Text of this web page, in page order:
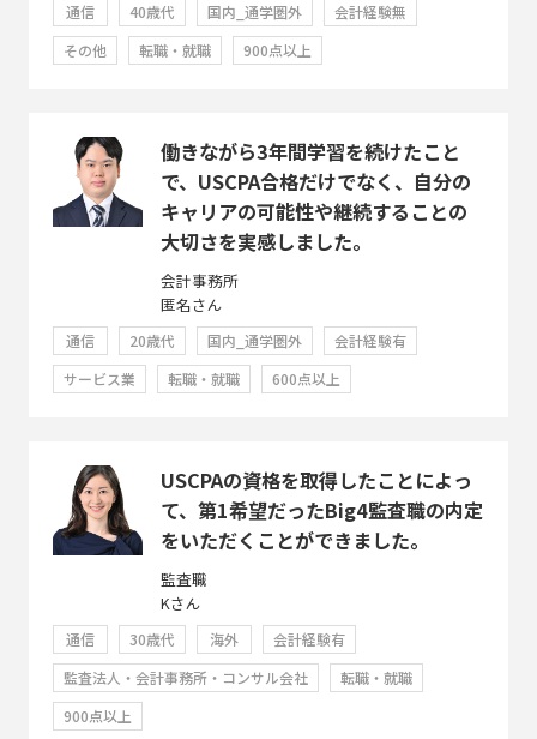
通信 40歳代 国内_通学圏外
会計経験無
その他
転職・就職 900点以上
働きながら3年間学習を続けたこと
で、USCPA合格だけでなく、自分の
キャリアの可能性や継続することの
大切さを実感しました。
会計事務所
匿名さん
通信 20歳代 国内_通学圏外
会計経験有
サービス業
転職・就職 600点以上
USCPAの資格を取得したことによっ
て、第1希望だったBig4監査職の内定
をいただくことができました。
監査職
Kさん
通信 30歳代 海外
会計経験有
監査法人・会計事務所・コンサル会社
転職・就職
900点以上